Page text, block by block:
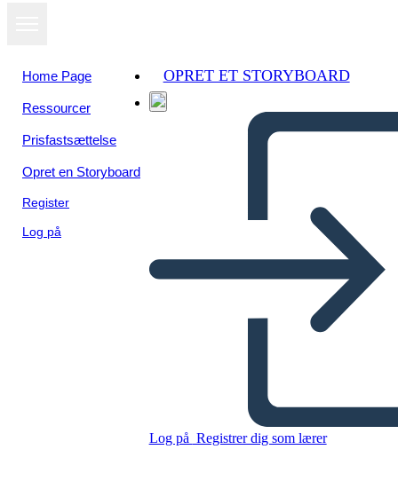
Home Page
Ressourcer
Prisfastsættelse
Opret en Storyboard
Register
Log på
OPRET ET STORYBOARD
Log på Registrer dig som lærer
Grecia Antica Atene Contro
Sparta